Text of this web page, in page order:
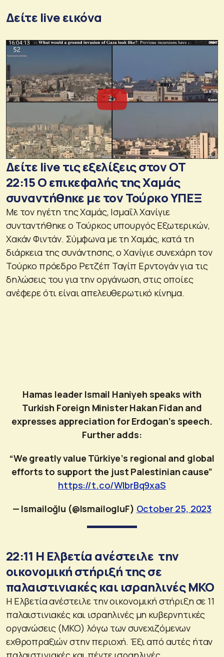
Δείτε live εικόνα
Δείτε live τις εξελίξεις στον ΟΤ
22:15 Ο επικεφαλής της Χαμάς
συναντήθηκε με τον Τούρκο ΥΠΕΞ
Με τον ηγέτη της Χαμάς, Ισμαΐλ Χανίγιε
συνταντήθηκε ο Τούρκος υπουργός Εξωτερικών,
Χακάν Φιντάν. Σύμφωνα με τη Χαμάς, κατά τη
διάρκεια της συνάντησης, ο Χανίγιε συνεχάρη τον
Τούρκο πρόεδρο Ρετζέπ Ταγίπ Ερντογάν για τις
δηλώσεις του για την οργάνωση, στις οποίες
ανέφερε ότι είναι απελευθερωτικό κίνημα.
Hamas leader Ismail Haniyeh speaks with
Turkish Foreign Minister Hakan Fidan and
expresses appreciation for Erdogan’s speech.
Further adds:
“We greatly value Türkiye’s regional and global
efforts to support the just Palestinian cause”
https://t.co/WlbrBq9xaS
— Ismailoğlu (@IsmailogluF) October 25, 2023
22:11 Η Ελβετία ανέστειλε την
οικονομική στήριξή της σε
παλαιστινιακές και ισραηλινές ΜΚΟ
Η Ελβετία ανέστειλε την οικονομική στήριξη σε 11
παλαιστινιακές και ισραηλινές μη κυβερνητικές
οργανώσεις (ΜΚΟ) λόγω των συνεχιζόμενων
εχθροπραξιών στην περιοχή. Έξι από αυτές ήταν